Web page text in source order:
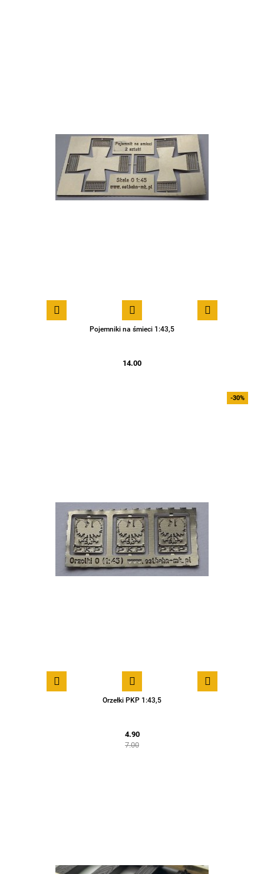
Pojemniki na śmieci 1:43,5
14.00
Orzełki PKP 1:43,5
4.90
-30%
7.00